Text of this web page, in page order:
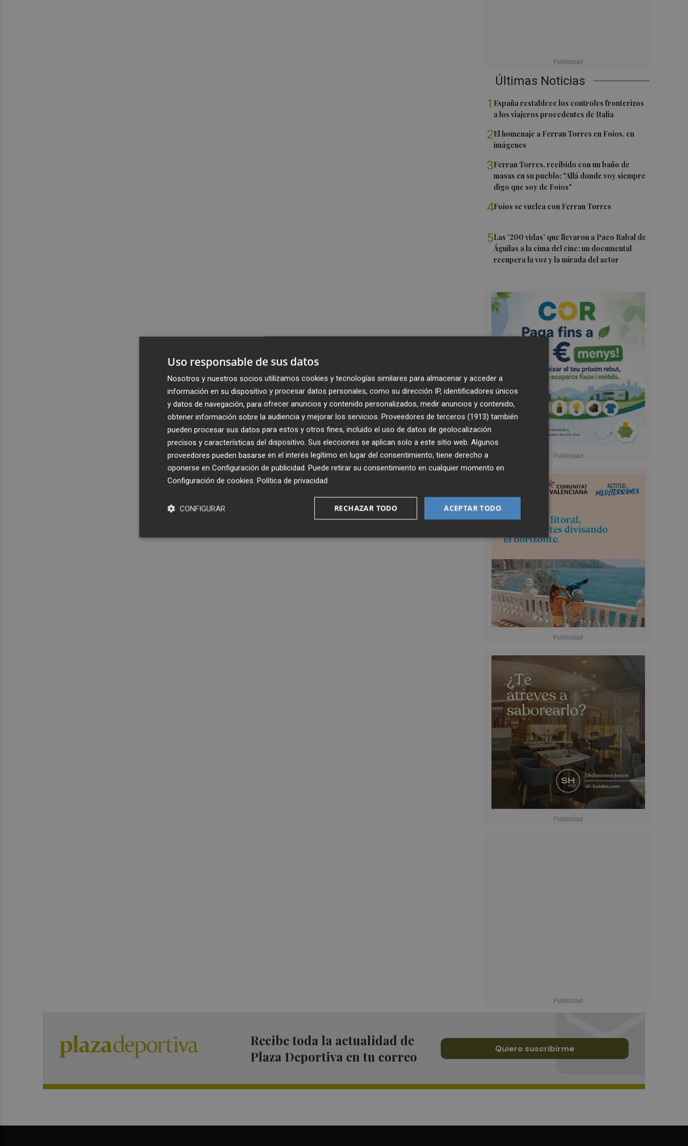
Últimas Noticias
1 España restablece los controles fronterizos
a los viajeros procedentes de Italia
2El homenaje a Ferran Torres en Foios, en
imágenes
3Ferran Torres, recibido con un baño de
masas en su pueblo: "Allá donde voy siempre
digo que soy de Foios"
4Foios se vuelca con Ferran Torres
5Las '200 vidas' que llevaron a Paco Rabal de
Águilas a la cima del cine: un documental
recupera la voz y la mirada del actor
Recibe toda la actualidad de
Plaza Deportiva en tu correo
Quiero suscribirme
Uso responsable de sus datos
Nosotros y nuestros socios utilizamos cookies y tecnologías similares para almacenar y acceder a
información en su dispositivo y procesar datos personales, como su dirección IP, identificadores únicos
y datos de navegación, para ofrecer anuncios y contenido personalizados, medir anuncios y contenido,
obtener información sobre la audiencia y mejorar los servicios. Proveedores de terceros (1913) también
pueden procesar sus datos para estos y otros fines, incluido el uso de datos de geolocalización
precisos y características del dispositivo. Sus elecciones se aplican solo a este sitio web. Algunos
proveedores pueden basarse en el interés legítimo en lugar del consentimiento; tiene derecho a
oponerse en Configuración de publicidad. Puede retirar su consentimiento en cualquier momento en
Configuración de cookies. Política de privacidad
ACEPTAR TODO
RECHAZAR TODO
CONFIGURAR